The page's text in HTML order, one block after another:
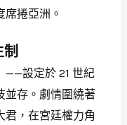
捲亞洲。
——設定於 21 世紀
並存。劇情圍繞著
君，在宮廷權力角